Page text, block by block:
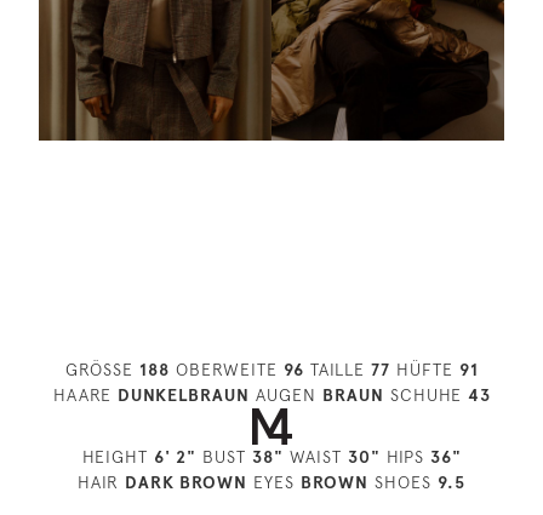
GRÖSSE 188 OBERWEITE 96 TAILLE 77 HÜFTE 91
HAARE DUNKELBRAUN AUGEN BRAUN SCHUHE 43
HEIGHT 6' 2" BUST 38" WAIST 30" HIPS 36"
HAIR DARK BROWN EYES BROWN SHOES 9.5